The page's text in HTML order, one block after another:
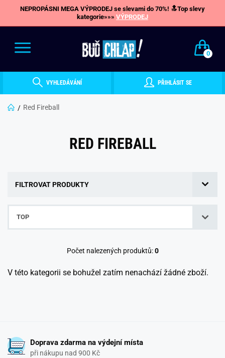
NEPROPÁSNI MEGA VÝPRODEJ se slevami do 70%! 🔝Top slevy
kategorie»»» VÝPRODEJ
0
VYHLEDÁVÁNÍ PŘIHLÁSIT SE
Red Fireball
RED FIREBALL
FILTROVAT PRODUKTY
TOP
Počet nalezených produktů:0
V této kategorii se bohužel zatím nenachází žádné zboží.
Doprava zdarma na výdejní místa
při nákupu nad 900 Kč